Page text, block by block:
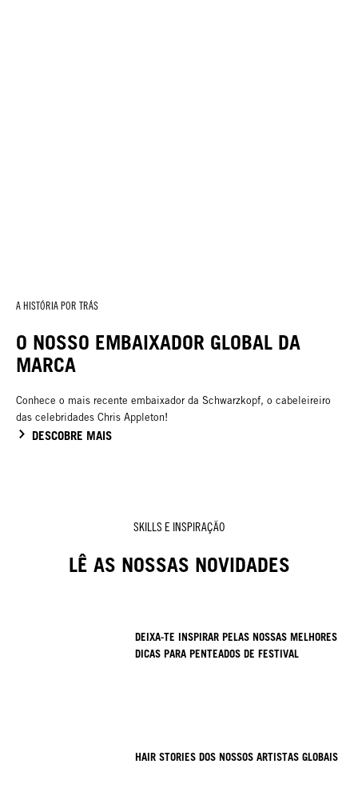
A HISTÓRIA POR TRÁS
O NOSSO EMBAIXADOR GLOBAL DA
MARCA
Conhece o mais recente embaixador da Schwarzkopf, o cabeleireiro
das celebridades Chris Appleton!
DESCOBRE MAIS
SKILLS E INSPIRAÇÃO
LÊ AS NOSSAS NOVIDADES
DEIXA-TE INSPIRAR PELAS NOSSAS MELHORES
DICAS PARA PENTEADOS DE FESTIVAL
HAIR STORIES DOS NOSSOS ARTISTAS GLOBAIS